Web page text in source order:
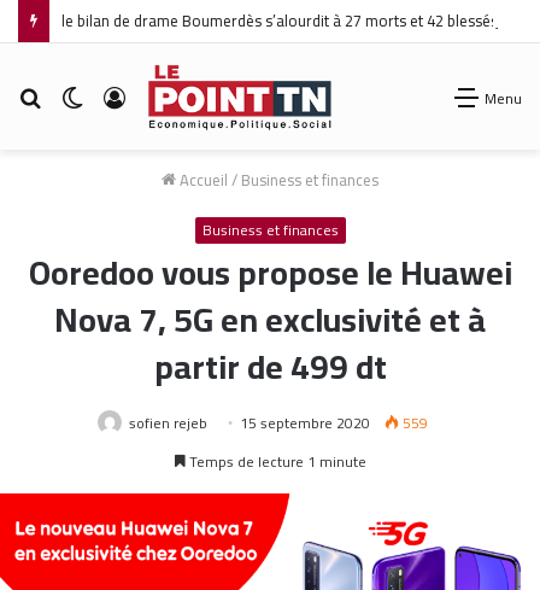
le bilan de drame Boumerdès s’alourdit à 27 morts et 42 blessés
Rechercher
Switch Connexion Menu
Accueil/Business et finances
Business et finances
Ooredoo vous propose le Huawei
Nova 7, 5G en exclusivité et à
partir de 499 dt
sofien rejeb 15 septembre 2020
559
Temps de lecture 1 minute